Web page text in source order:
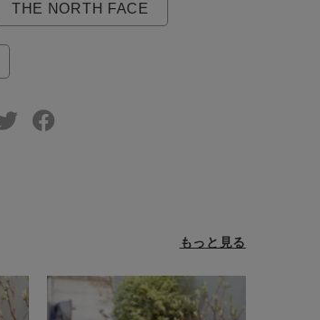
THE NORTH FACE
もっと見る